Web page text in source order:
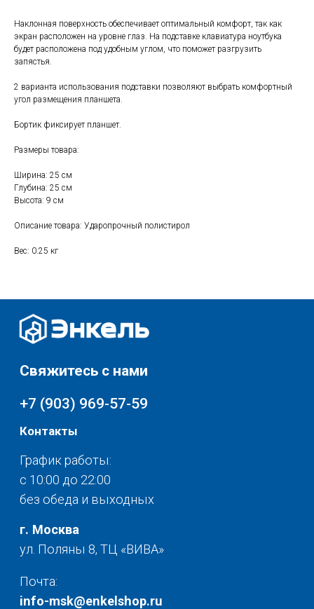
Наклонная поверхность обеспечивает оптимальный комфорт, так как
экран расположен на уровне глаз. На подставке клавиатура ноутбука
будет расположена под удобным углом, что поможет разгрузить
запястья.
2 варианта использования подставки позволяют выбрать комфортный
угол размещения планшета.
Бортик фиксирует планшет.
Размеры товара:
Ширина: 25 см
Глубина: 25 см
Высота: 9 см
Описание товара: Ударопрочный полистирол
Вес: 0.25 кг
Хранение и порядок
Разное
Доставка и оплата
с 10:00 до 22:00
без обеда и выходных
+7 (903) 969-57-59
Контакты
Почта:
г. Москва
© 2025 - Интернет-магазин Enkelshop.ru